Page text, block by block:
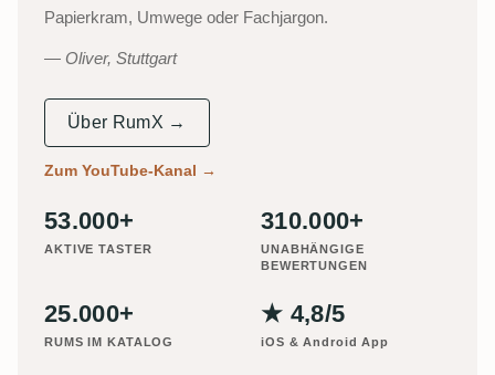
Papierkram, Umwege oder Fachjargon.
Oliver, Stuttgart
Über RumX →
Zum YouTube-Kanal →
53.000+
AKTIVE TASTER
310.000+
UNABHÄNGIGE
BEWERTUNGEN
25.000+
RUMS IM KATALOG
★ 4,8/5
iOS & Android App